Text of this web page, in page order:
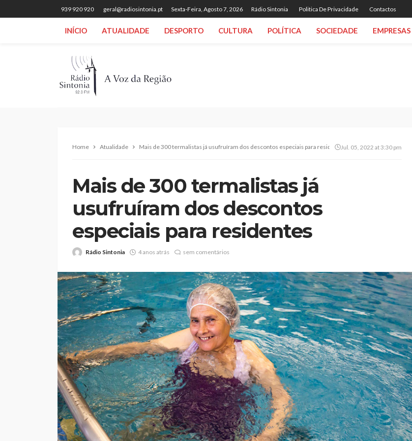
939 920 920 geral@radiosintonia.pt Sexta-Feira, Agosto 7, 2026 Rádio Sintonia Politica De Privacidade Contactos
INÍCIO ATUALIDADE DESPORTO CULTURA POLÍTICA SOCIEDADE EMPRESAS
Home Atualidade Mais de 300 termalistas já usufruíram dos descontos especiais para residentesJul. 05, 2022 at 3:30 pm
Mais de 300 termalistas já
usufruíram dos descontos
especiais para residentes
Rádio Sintonia 4 anos atrás sem comentários